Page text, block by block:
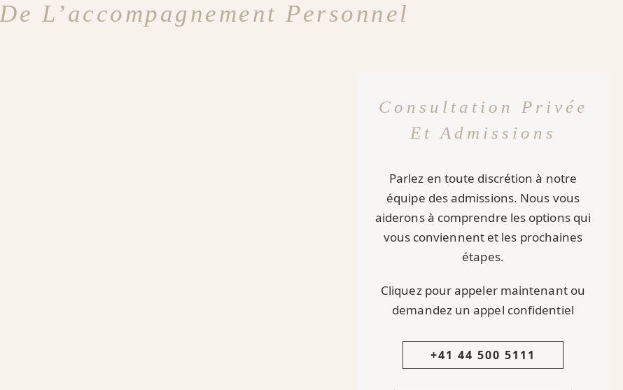
L’accompagnement Personnel
Consultation Privée
Et Admissions
Parlez en toute discrétion à notre
équipe des admissions. Nous vous
aiderons à comprendre les options qui
vous conviennent et les prochaines
étapes.
Cliquez pour appeler maintenant ou
demandez un appel confidentiel
+41 44 500 5111